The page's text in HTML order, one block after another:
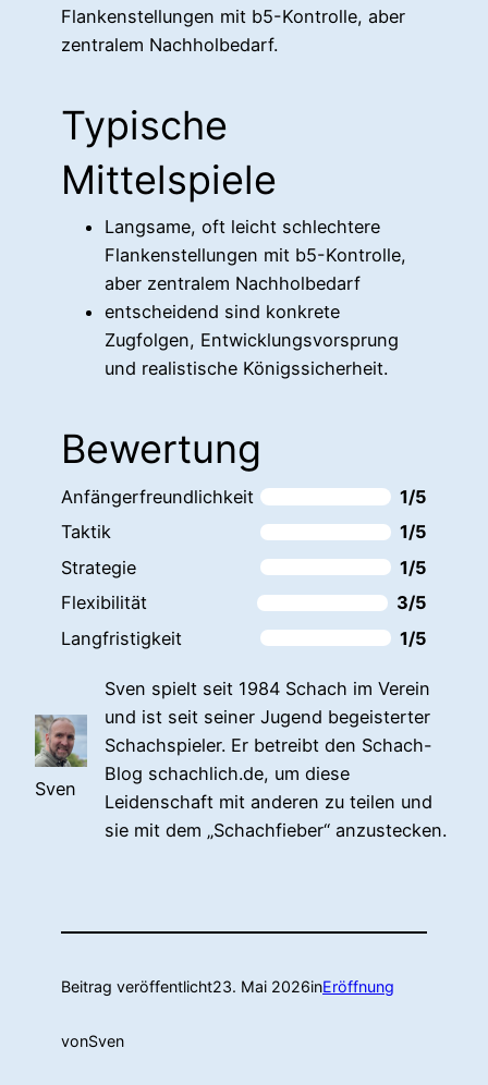
Flankenstellungen mit b5-Kontrolle, aber
zentralem Nachholbedarf.
Typische
Mittelspiele
Langsame, oft leicht schlechtere
Flankenstellungen mit b5-Kontrolle,
aber zentralem Nachholbedarf
entscheidend sind konkrete
Zugfolgen, Entwicklungsvorsprung
und realistische Königssicherheit.
Bewertung
Anfängerfreundlichkeit
1/5
Taktik
1/5
Strategie
1/5
Flexibilität
3/5
Langfristigkeit
1/5
Sven
Sven spielt seit 1984 Schach im Verein
und ist seit seiner Jugend begeisterter
Schachspieler. Er betreibt den Schach-
Blog schachlich.de, um diese
Leidenschaft mit anderen zu teilen und
sie mit dem „Schachfieber“ anzustecken.
Beitrag veröffentlicht23. Mai 2026inEröffnung
vonSven